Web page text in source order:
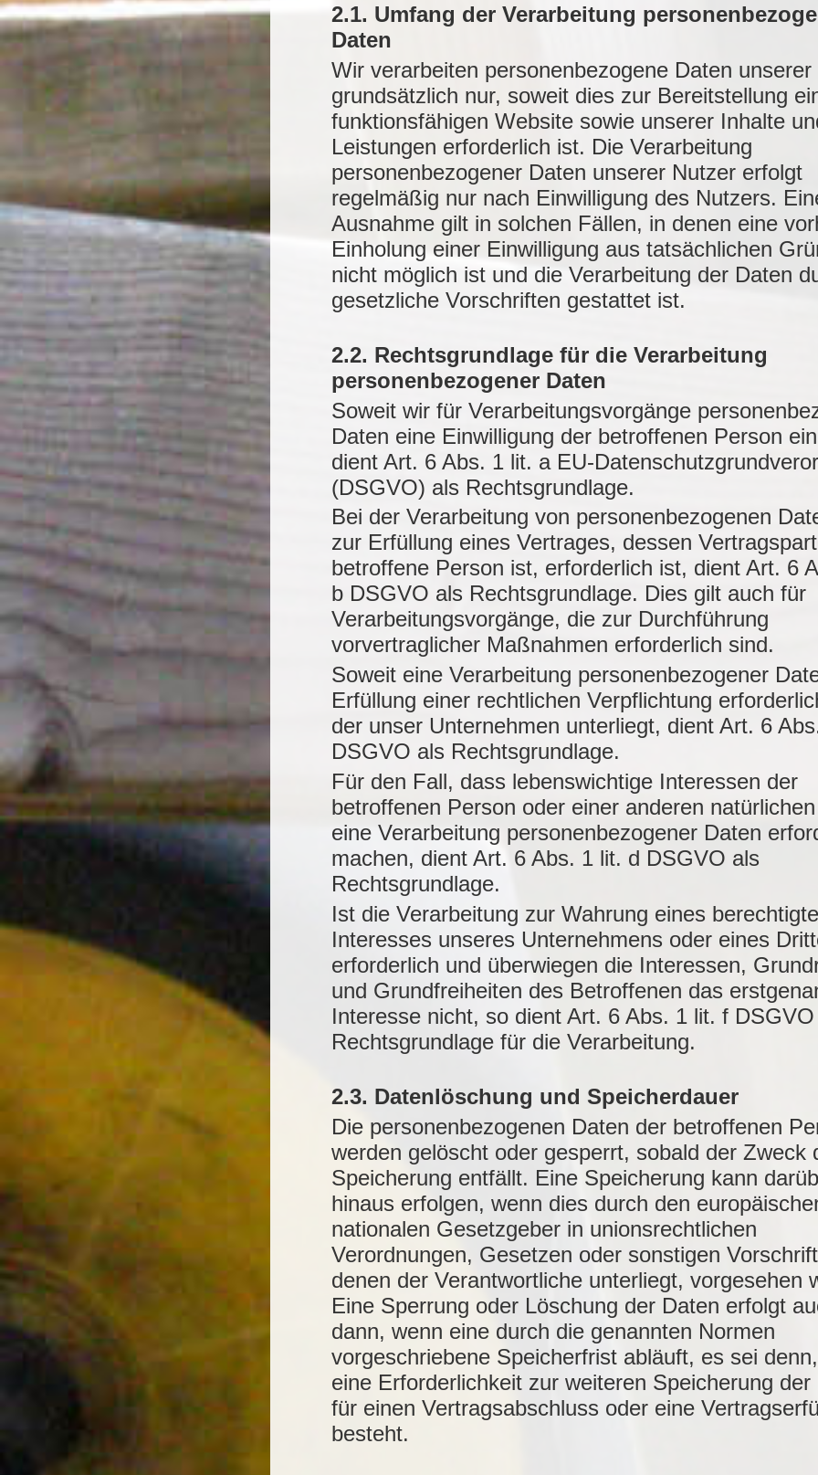
2.1. Umfang der Verarbeitung
Daten
Wir verarbeiten personenbezogene Daten unserer
grundsätzlich nur, soweit dies zur Bereitstellung
funktionsfähigen Website sowie unserer Inhalte
Leistungen erforderlich ist. Die Verarbeitung
personenbezogener Daten unserer Nutzer erfolgt
regelmäßig nur nach Einwilligung des Nutzers.
Ausnahme gilt in solchen Fällen, in denen eine
Einholung einer Einwilligung aus tatsächlichen
nicht möglich ist und die Verarbeitung der Daten
gesetzliche Vorschriften gestattet ist.
2.2. Rechtsgrundlage für die Verarbeitung
personenbezogener Daten
Soweit wir für Verarbeitungsvorgänge
Daten eine Einwilligung der betroffenen Person
dient Art. 6 Abs. 1 lit. a EU-
(DSGVO) als Rechtsgrundlage.
Bei der Verarbeitung von personenbezogenen
zur Erfüllung eines Vertrages, dessen
betroffene Person ist, erforderlich ist, dient Art. 6
b DSGVO als Rechtsgrundlage. Dies gilt auch für
Verarbeitungsvorgänge, die zur Durchführung
vorvertraglicher Maßnahmen erforderlich sind.
Soweit eine Verarbeitung personenbezogener
Erfüllung einer rechtlichen Verpflichtung
der unser Unternehmen unterliegt, dient Art. 6
DSGVO als Rechtsgrundlage.
Für den Fall, dass lebenswichtige Interessen der
betroffenen Person oder einer anderen
eine Verarbeitung personenbezogener Daten
machen, dient Art. 6 Abs. 1 lit. d DSGVO als
Rechtsgrundlage.
Ist die Verarbeitung zur Wahrung eines
Interesses unseres Unternehmens oder eines
erforderlich und überwiegen die Interessen,
und Grundfreiheiten des Betroffenen das
Interesse nicht, so dient Art. 6 Abs. 1 lit. f
Rechtsgrundlage für die Verarbeitung.
2.3. Datenlöschung und Speicherdauer
Die personenbezogenen Daten der betroffenen
werden gelöscht oder gesperrt, sobald der Zweck
Speicherung entfällt. Eine Speicherung kann
hinaus erfolgen, wenn dies durch den
nationalen Gesetzgeber in unionsrechtlichen
Verordnungen, Gesetzen oder sonstigen
denen der Verantwortliche unterliegt, vorgesehen
Eine Sperrung oder Löschung der Daten erfolgt
dann, wenn eine durch die genannten Normen
vorgeschriebene Speicherfrist abläuft, es sei
eine Erforderlichkeit zur weiteren Speicherung der
für einen Vertragsabschluss oder eine
besteht.